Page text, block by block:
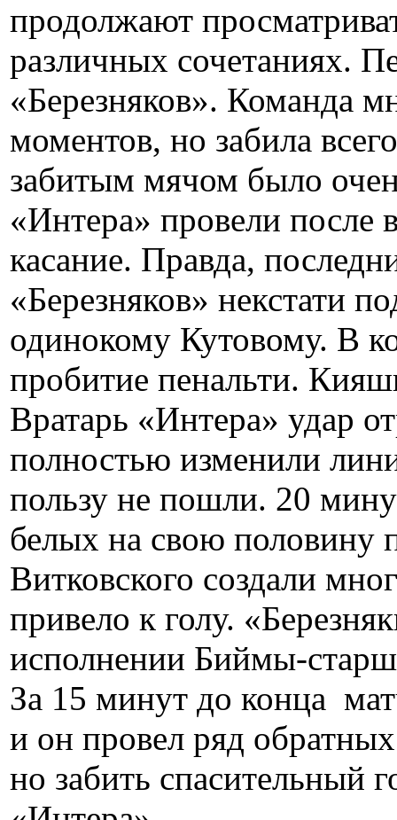
продолжают
различных сочетаниях.
«Березняков». Команда
моментов, но забила
забитым мячом было
«Интера» провели после
касание. Правда,
«Березняков» некстати
одинокому Кутовому. В
пробитие пенальти.
Вратарь «Интера» удар
полностью изменили
пользу не пошли. 20
белых на свою половину
Витковского создали
привело к голу.
исполнении Биймы-
За 15 минут до конца
и он провел ряд
но забить спасительный